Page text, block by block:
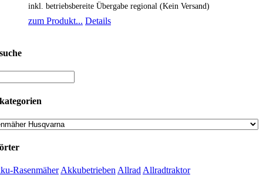
inkl. betriebsbereite Übergabe regional (Kein Versand)
zum Produkt... Details
RasenmäherAkkubetriebenAllradAllradtraktor